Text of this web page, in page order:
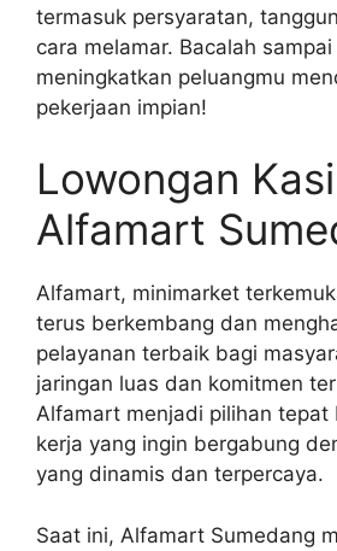
termasuk persyaratan,
cara melamar. Bacalah
meningkatkan peluangmu
pekerjaan impian!
Lowongan
Alfamart
Alfamart, minimarket
terus berkembang dan
pelayanan terbaik bagi
jaringan luas dan komitmen
Alfamart menjadi pilihan tepat
kerja yang ingin bergabung
yang dinamis dan terpercaya.
Saat ini, Alfamart Sumedang